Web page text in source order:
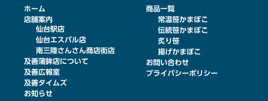
ホーム
店舗案内
仙台駅店
仙台エスパル店
南三陸さんさん商店街店
及善蒲鉾店について
及善広報室
及善タイムズ
お知らせ
商品一覧
常温笹かまぼこ
伝統笹かまぼこ
炙り笹
揚げかまぼこ
お問い合わせ
プライバシーポリシー